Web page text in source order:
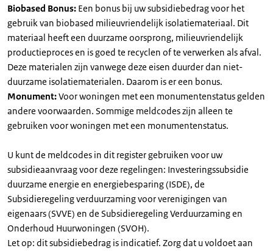
Biobased Bonus: Een bonus bij uw subsidiebedrag voor het
gebruik van biobased milieuvriendelijk isolatiemateriaal. Dit
materiaal heeft een duurzame oorsprong, milieuvriendelijk
productieproces en is goed te recyclen of te verwerken als afval.
Deze materialen zijn vanwege deze eisen duurder dan niet-
duurzame isolatiematerialen. Daarom is er een bonus.
Monument:Voor woningen met een monumentenstatus gelden
andere voorwaarden. Sommige meldcodes zijn alleen te
gebruiken voor woningen met een monumentenstatus.
U kunt de meldcodes in dit register gebruiken voor uw
subsidieaanvraag voor deze regelingen: Investeringssubsidie
duurzame energie en energiebesparing (ISDE), de
Subsidieregeling verduurzaming voor verenigingen van
eigenaars (SVVE) en de Subsidieregeling Verduurzaming en
Onderhoud Huurwoningen (SVOH).
Let op: dit subsidiebedrag is indicatief. Zorg dat u voldoet aan